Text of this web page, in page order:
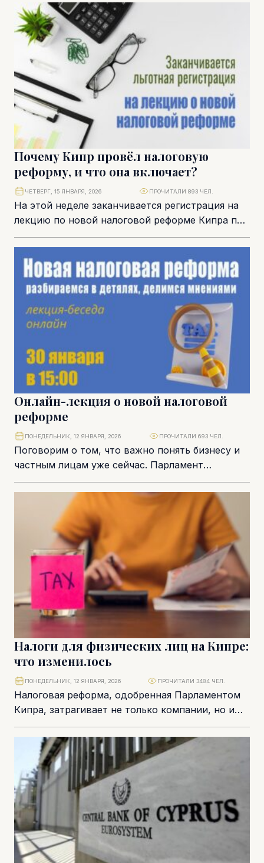
для...
Почему Кипр провёл налоговую
реформу, и что она включает?
На этой неделе заканчивается регистрация на
лекцию по новой налоговой реформе Кипра по
цене 55 евро. Дальше – стандартная
стоимость...
ЧЕТВЕРГ, 15 ЯНВАРЯ, 2026 ПРОЧИТАЛИ 893 ЧЕЛ.
Онлайн-лекция о новой налоговой
реформе
Поговорим о том, что важно понять бизнесу и
частным лицам уже сейчас. Парламент
утвердил масштабную реформу, которая
одновременно затрагивает компании,...
ПОНЕДЕЛЬНИК, 12 ЯНВАРЯ, 2026 ПРОЧИТАЛИ 693 ЧЕЛ.
Налоги для физических лиц на Кипре:
что изменилось
Налоговая реформа, одобренная Парламентом
Кипра, затрагивает не только компании, но и
физических лиц – налоговых резидентов
Республики Кипр. Изменения охватывают...
ПОНЕДЕЛЬНИК, 12 ЯНВАРЯ, 2026 ПРОЧИТАЛИ 3484 ЧЕЛ.